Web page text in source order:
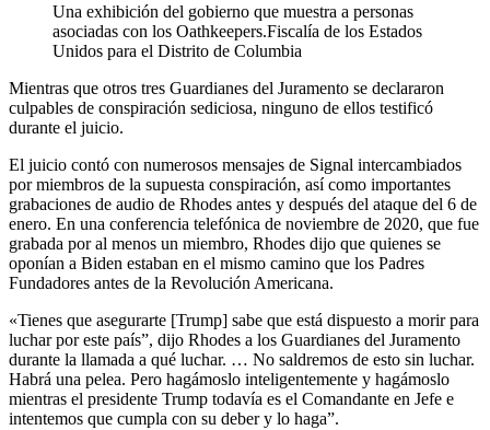
Una exhibición del gobierno que muestra a personas
asociadas con los Oathkeepers.Fiscalía de los Estados
Unidos para el Distrito de Columbia
Mientras que otros tres Guardianes del Juramento se declararon
culpables de conspiración sediciosa, ninguno de ellos testificó
durante el juicio.
El juicio contó con numerosos mensajes de Signal intercambiados
por miembros de la supuesta conspiración, así como importantes
grabaciones de audio de Rhodes antes y después del ataque del 6 de
enero. En una conferencia telefónica de noviembre de 2020, que fue
grabada por al menos un miembro, Rhodes dijo que quienes se
oponían a Biden estaban en el mismo camino que los Padres
Fundadores antes de la Revolución Americana.
«Tienes que asegurarte [Trump] sabe que está dispuesto a morir para
luchar por este país”, dijo Rhodes a los Guardianes del Juramento
durante la llamada a qué luchar. … No saldremos de esto sin luchar.
Habrá una pelea. Pero hagámoslo inteligentemente y hagámoslo
mientras el presidente Trump todavía es el Comandante en Jefe e
intentemos que cumpla con su deber y lo haga”.